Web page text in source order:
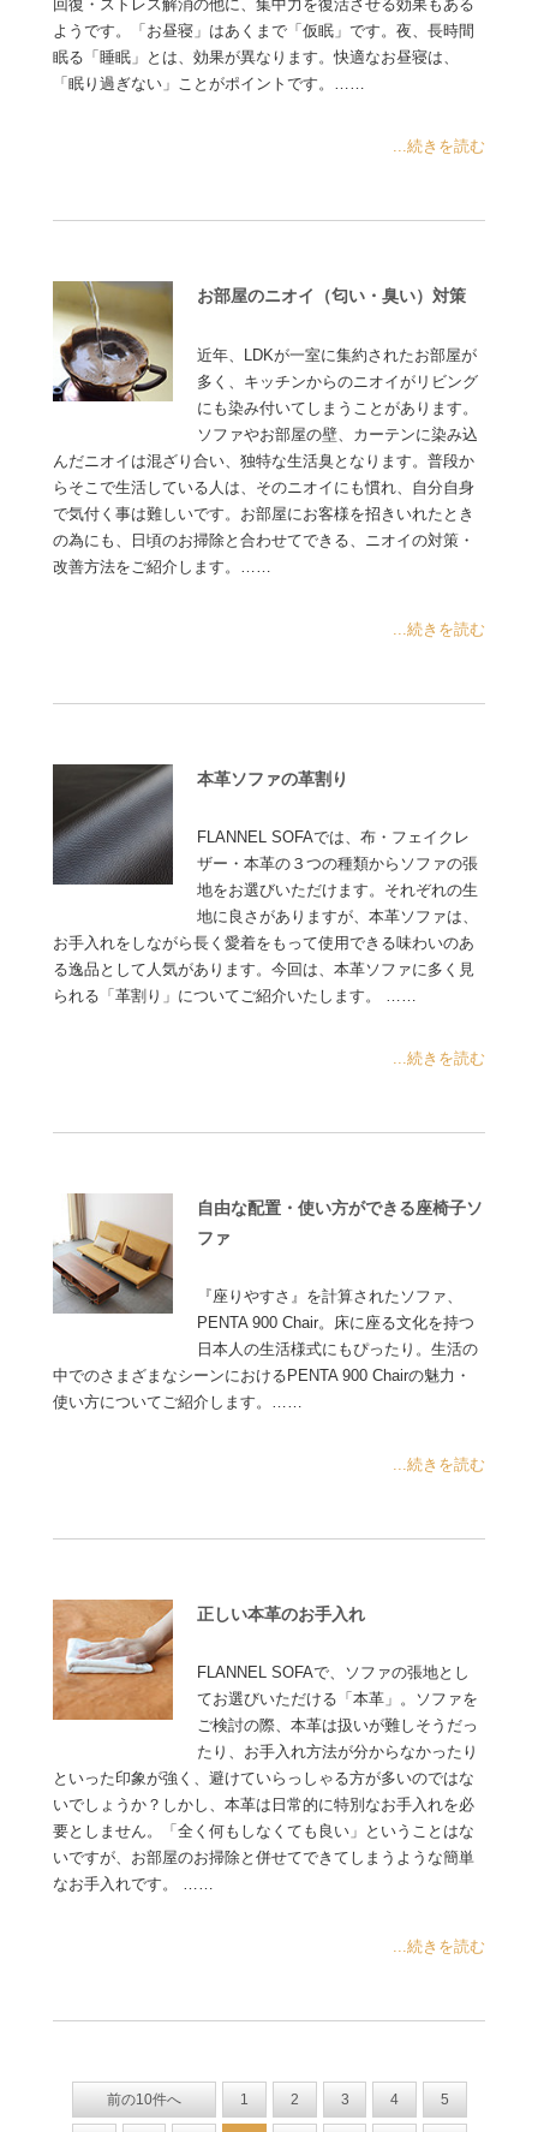
回復・ストレス解消の他に、集中力を復活させる効果もある
ようです。「お昼寝」はあくまで「仮眠」です。夜、長時間
眠る「睡眠」とは、効果が異なります。快適なお昼寝は、
「眠り過ぎない」ことがポイントです。……
...続きを読む
お部屋のニオイ（匂い・臭い）対策
近年、LDKが一室に集約されたお部屋が
多く、キッチンからのニオイがリビング
にも染み付いてしまうことがあります。
ソファやお部屋の壁、カーテンに染み込
んだニオイは混ざり合い、独特な生活臭となります。普段か
らそこで生活している人は、そのニオイにも慣れ、自分自身
で気付く事は難しいです。お部屋にお客様を招きいれたとき
の為にも、日頃のお掃除と合わせてできる、ニオイの対策・
改善方法をご紹介します。……
...続きを読む
本革ソファの革割り
FLANNEL SOFAでは、布・フェイクレ
ザー・本革の３つの種類からソファの張
地をお選びいただけます。それぞれの生
地に良さがありますが、本革ソファは、
お手入れをしながら長く愛着をもって使用できる味わいのあ
る逸品として人気があります。今回は、本革ソファに多く見
られる「革割り」についてご紹介いたします。 ……
...続きを読む
自由な配置・使い方ができる座椅子ソ
ファ
『座りやすさ』を計算されたソファ、
PENTA 900 Chair。床に座る文化を持つ
日本人の生活様式にもぴったり。生活の
中でのさまざまなシーンにおけるPENTA 900 Chairの魅力・
使い方についてご紹介します。……
...続きを読む
正しい本革のお手入れ
FLANNEL SOFAで、ソファの張地とし
てお選びいただける「本革」。ソファを
ご検討の際、本革は扱いが難しそうだっ
たり、お手入れ方法が分からなかったり
といった印象が強く、避けていらっしゃる方が多いのではな
いでしょうか？しかし、本革は日常的に特別なお手入れを必
要としません。「全く何もしなくても良い」ということはな
いですが、お部屋のお掃除と併せてできてしまうような簡単
なお手入れです。 ……
...続きを読む
前の10件へ 1 2 3 4 5